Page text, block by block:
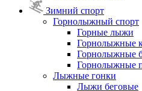
Зимний спорт
Горнолыжный спорт
Горные лыжи
Горнолыжные
Горнолыжные
Горнолыжные
Лыжные гонки
Лыжи беговые